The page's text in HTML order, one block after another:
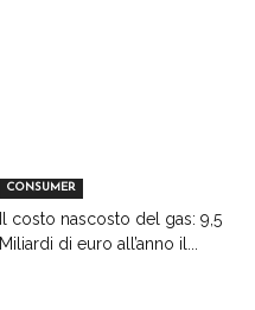
CONSUMER
Il costo nascosto del gas: 9,5
Miliardi di euro all’anno il...